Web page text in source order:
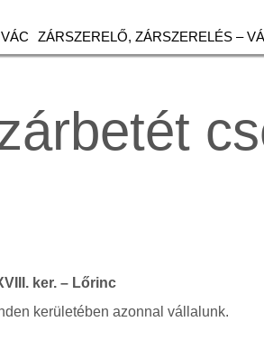
ZÁRSZERELŐ, ZÁRSZERELÉS –
ker. – Lőrinc
kerületében azonnal vállalunk.